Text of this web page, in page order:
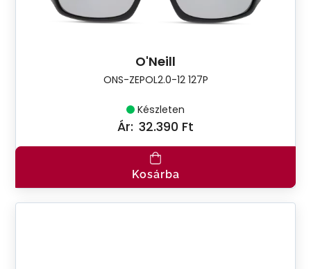
O'Neill
ONS-ZEPOL2.0-12 127P
Készleten
Ár: 32.390 Ft
Kosárba